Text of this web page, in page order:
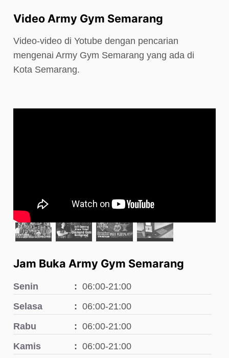
Video Army Gym Semarang
Video-video di Yotube dengan pencarian
mengenai Army Gym Semarang yang ada di
Kota Semarang.
Jam Buka Army Gym Semarang
Senin
06:00-21:00
Selasa
06:00-21:00
Rabu
06:00-21:00
Kamis
06:00-21:00